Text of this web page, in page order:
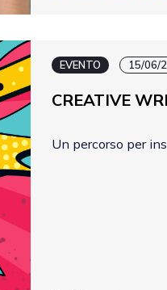
EVENTO 15/06/
CREATIVE
Un percorso per